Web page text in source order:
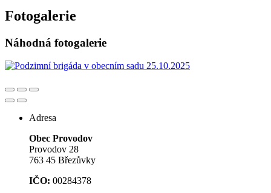
Fotogalerie
Náhodná fotogalerie
Adresa
Obec Provodov
Provodov 28
763 45 Březůvky
IČO: 00284378